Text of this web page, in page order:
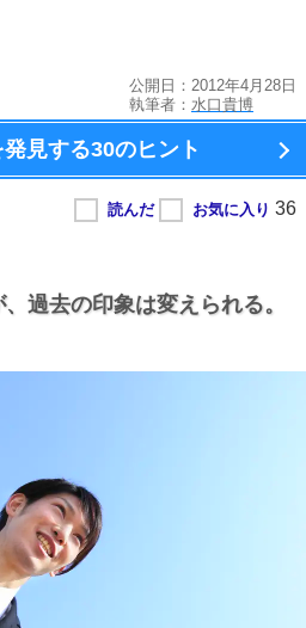
公開日：2012年4月28日
執筆者： 水口貴博
見する30のヒント
過去の印象は変えられる。